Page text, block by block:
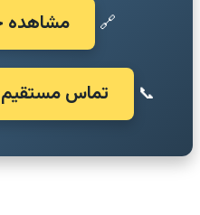
🔗 مشاهده
📞 تماس مستقیم: 0912-091-